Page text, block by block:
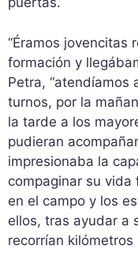
“Éramos jovencitas
formación y
Petra, “atendíamos
turnos, por la
la tarde a los
pudieran
impresionaba la
compaginar su
en el campo y los
ellos, tras ayudar a
recorrían kilómetros